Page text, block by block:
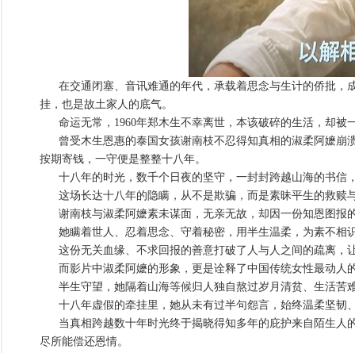
在交通闭塞、音讯难通的年代，承载着思念与生计的侨批
挂，也是故土家人的底气。
命运无常，1960年郑木生不幸离世，本该破碎的生活，却被
曾受木生恩惠的泰国女孩谢南枝不忍得知真相的淑柔阿嬷崩
按期寄钱，一守便是整整十八年。
十八年的时光，数千个日夜的坚守，一封封跨越山海的书信
这场长达十八年的隐瞒，从不是欺骗，而是素昧平生的救赎
谢南枝与淑柔阿嬷素未谋面，无亲无故，却因一份知恩图报
她瞒着世人、忍着思念、守着秘密，用半生温柔，为素不相
这份无关血缘、不求回报的善意打破了人与人之间的疏离，
而影片中淑柔阿嬷的形象，更是诠释了中国传统女性最动人
半生守望，她隔着山海等候归人独自熬过岁月清贫、生活苦
十八年虚假的牵挂里，她从未有过半句怨言，始终温柔坚韧
当真相跨越数十年时光终于揭晓得知多年的庇护来自陌生人
尽所能偿还恩情。